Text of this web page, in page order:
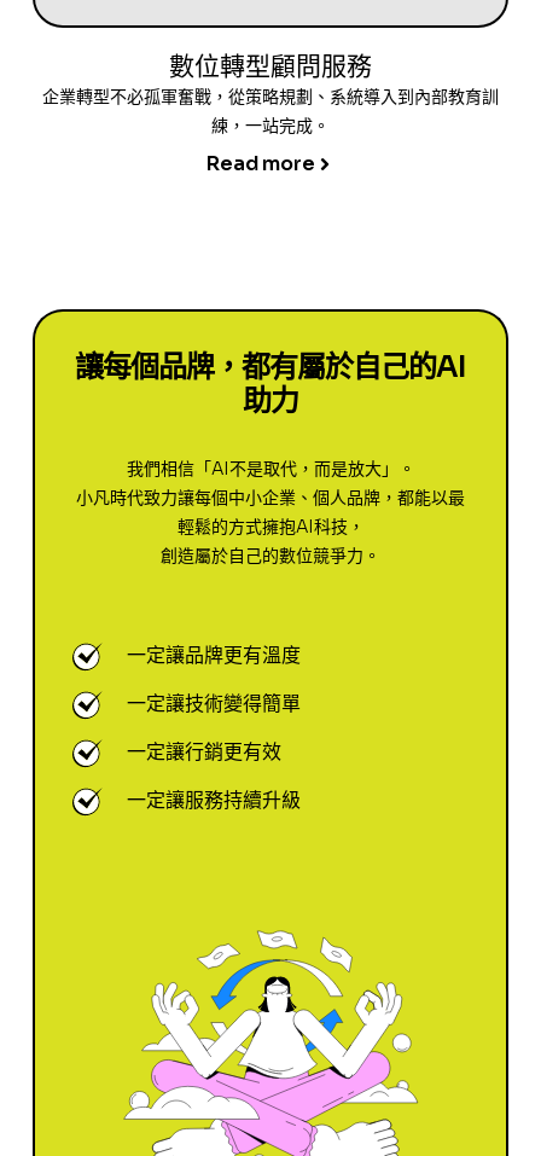
數位轉型顧問服務
企業轉型不必孤軍奮戰，從策略規劃、系統導入到內部教育訓
練，一站完成。
Read more
讓每個品牌，都有屬於自己的AI
助力
我們相信「AI不是取代，而是放大」。
小凡時代致力讓每個中小企業、個人品牌，都能以最
輕鬆的方式擁抱AI科技，
創造屬於自己的數位競爭力。
一定讓品牌更有溫度
一定讓技術變得簡單
一定讓行銷更有效
一定讓服務持續升級